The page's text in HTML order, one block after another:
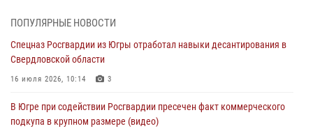
Военнослужащие Росгвардии сбили дрон-разведчик ВСУ на южном
направлении
Офицеры Росгвардии и ветераны войск правопорядка почтили
ПОПУЛЯРНЫЕ НОВОСТИ
Спецназ Росгвардии из Югры отработал навыки десантирования в
Свердловской области
16 июля 2026, 10:14 3
В Югре при содействии Росгвардии пресечен факт коммерческого
подкупа в крупном размере (видео)